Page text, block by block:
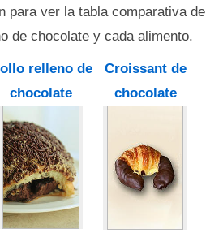
para ver la tabla comparativa de
de chocolate y cada alimento.
relleno de
chocolate
Croissant de
chocolate